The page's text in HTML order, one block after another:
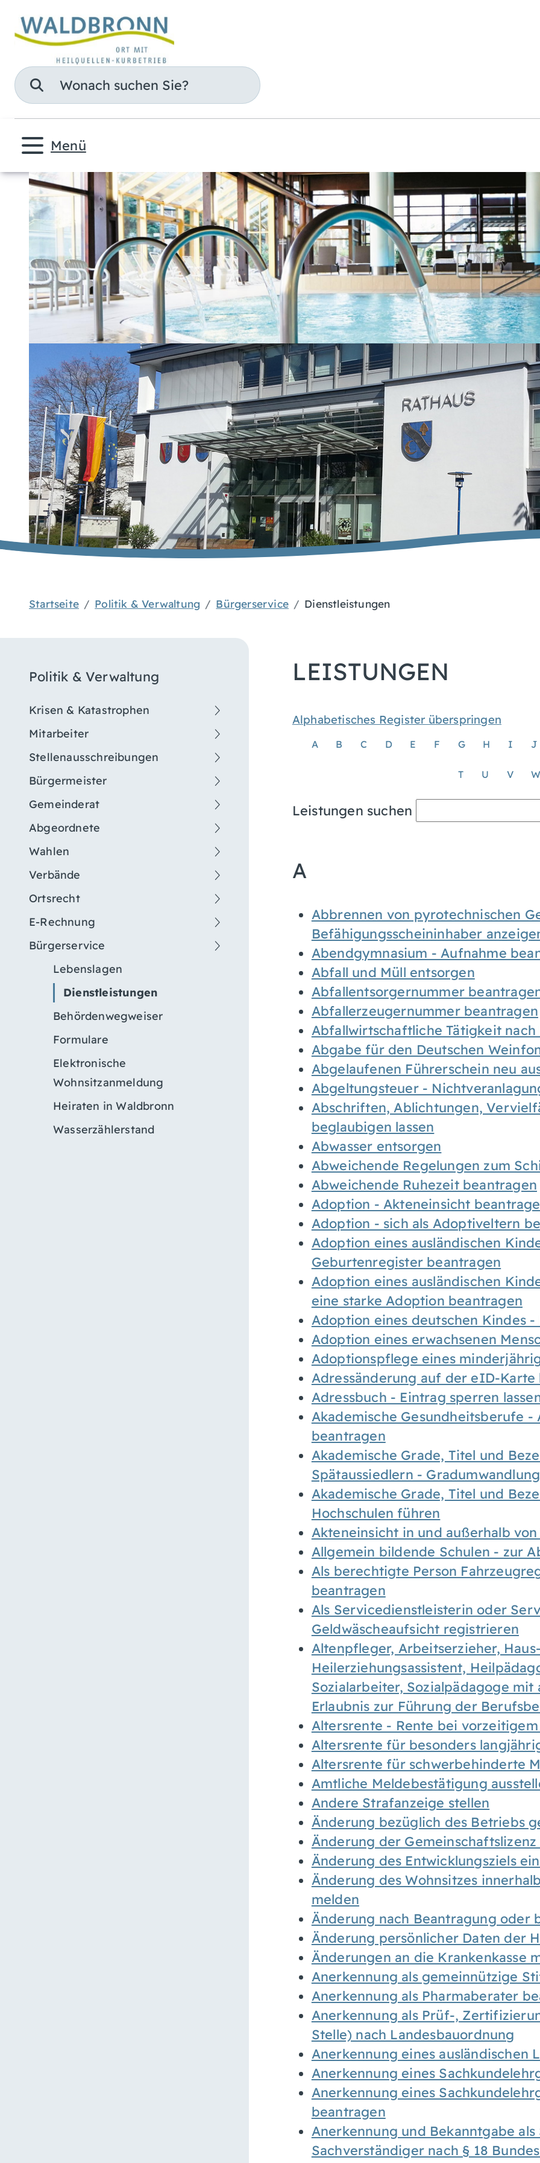
Suche
Menü
Startseite Politik & Verwaltung Bürgerservice Dienstleistungen
Politik & Verwaltung
Krisen & Katastrophen
Mitarbeiter
Stellenausschreibungen
Bürgermeister
Gemeinderat
Abgeordnete
Wahlen
Verbände
Ortsrecht
E-Rechnung
Bürgerservice
Lebenslagen
Dienstleistungen
Behördenwegweiser
Formulare
Elektronische
Wohnsitzanmeldung
Heiraten in Waldbronn
Wasserzählerstand
LEISTUNGEN
Alphabetisches Register überspringen
A B C D E F G H I J
T U V W
Leistungen suchen
A
Abbrennen von pyrotechnischen
Befähigungsscheininhaber
Abendgymnasium - Aufnahme
Abfall und Müll entsorgen
Abfallentsorgernummer
Abfallerzeugernummer beantragen
Abfallwirtschaftliche Tätigkeit
Abgabe für den Deutschen
Abgelaufenen Führerschein neu
Abgeltungsteuer -
Abschriften, Ablichtungen,
beglaubigen lassen
Abwasser entsorgen
Abweichende Regelungen zum
Abweichende Ruhezeit beantragen
Adoption - Akteneinsicht
Adoption - sich als Adoptiveltern
Adoption eines ausländischen
Geburtenregister beantragen
Adoption eines ausländischen
eine starke Adoption beantragen
Adoption eines deutschen Kindes
Adoption eines erwachsenen
Adoptionspflege eines
Adressänderung auf der eID-Karte
Adressbuch - Eintrag sperren
Akademische Gesundheitsberufe
beantragen
Akademische Grade, Titel und
Spätaussiedlern -
Akademische Grade, Titel und
Hochschulen führen
Akteneinsicht in und außerhalb
Allgemein bildende Schulen - zur
Als berechtigte Person
beantragen
Als Servicedienstleisterin oder
Geldwäscheaufsicht registrieren
Altenpfleger, Arbeitserzieher,
Heilerziehungsassistent,
Sozialarbeiter, Sozialpädagoge
Erlaubnis zur Führung der
Altersrente - Rente bei
Altersrente für besonders
Altersrente für schwerbehinderte
Amtliche Meldebestätigung
Andere Strafanzeige stellen
Änderung bezüglich des Betriebs
Änderung der
Änderung des Entwicklungsziels
Änderung des Wohnsitzes
melden
Änderung nach Beantragung oder
Änderung persönlicher Daten der
Änderungen an die Krankenkasse
Anerkennung als gemeinnützige
Anerkennung als Pharmaberater
Anerkennung als Prüf-,
Stelle) nach Landesbauordnung
Anerkennung eines ausländischen
Anerkennung eines
Anerkennung eines
beantragen
Anerkennung und Bekanntgabe
Sachverständiger nach § 18